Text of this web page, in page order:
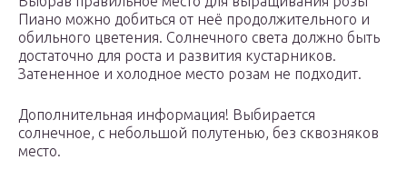
Пиано можно добиться от неё продолжительного и
обильного цветения. Солнечного света должно быть
достаточно для роста и развития кустарников.
Затененное и холодное место розам не подходит.
Дополнительная информация! Выбирается
солнечное, с небольшой полутенью, без сквозняков
место.